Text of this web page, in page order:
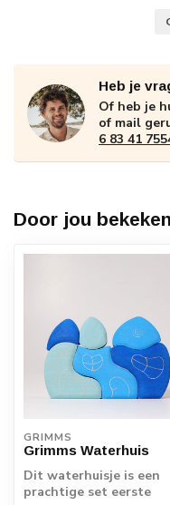
Heb je
Of heb je
of mail
6 83 41
Door jou bekeken
GRIMMS
Grimms Waterhuis
Dit waterhuisje is een
prachtige set eerste